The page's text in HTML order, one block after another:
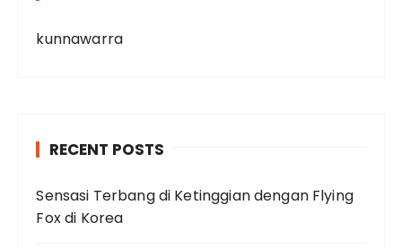
kunnawarra
RECENT POSTS
Sensasi Terbang di Ketinggian dengan Flying
Fox di Korea